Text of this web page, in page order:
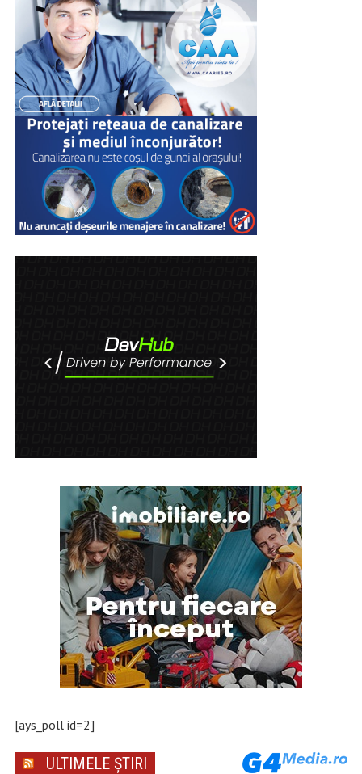
[ays_poll id=2]
ULTIMELE ȘTIRI